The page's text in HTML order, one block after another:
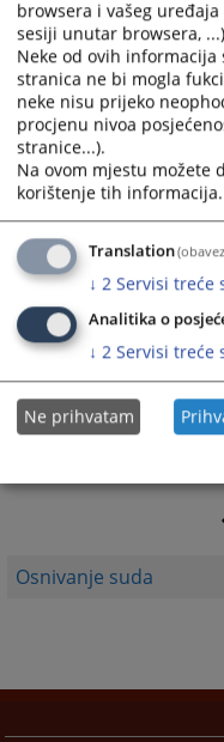
Osnivanje suda
and
select
a
date.
Press
the
question
mark
key
get
the
keyboard
shortcuts
for
changing
dates.
02.09.2009.
browsera i vašeg
sesiji unutar browsera,
Neke od ovih
stranica ne bi mogla
neke nisu prijeko
procjenu nivoa
stranice...).
Na ovom mjestu možete
korištenje tih informacija.
Translation
↓ 2 Servisi treće
Analitika o
↓ 2 Servisi treće
Ne prihvatam